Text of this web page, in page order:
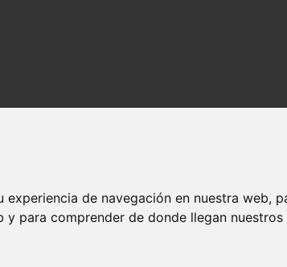
de navegación en nuestra web,
para comprender de donde llegan